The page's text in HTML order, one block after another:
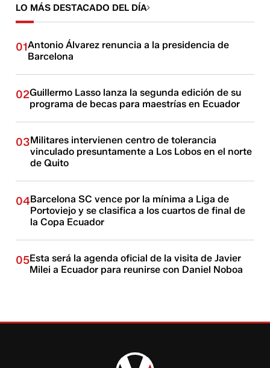
LO MÁS DESTACADO DEL DÍA
01Antonio Álvarez renuncia a la presidencia de
Barcelona
02Guillermo Lasso lanza la segunda edición de su
programa de becas para maestrías en Ecuador
03Militares intervienen centro de tolerancia
vinculado presuntamente a Los Lobos en el norte
de Quito
04Barcelona SC vence por la mínima a Liga de
Portoviejo y se clasifica a los cuartos de final de
la Copa Ecuador
05Esta será la agenda oficial de la visita de Javier
Milei a Ecuador para reunirse con Daniel Noboa